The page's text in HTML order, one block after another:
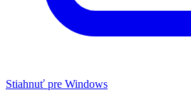
Stiahnuť pre Windows